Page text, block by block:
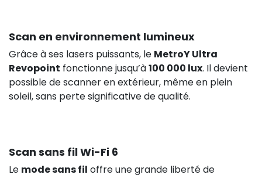
Scan en environnement lumineux
Grâce à ses lasers puissants, le MetroY Ultra
Revopoint fonctionne jusqu’à100 000 lux. Il devient
possible de scanner en extérieur, même en plein
soleil, sans perte significative de qualité.
Scan sans fil Wi-Fi 6
Le mode sans fil offre une grande liberté de